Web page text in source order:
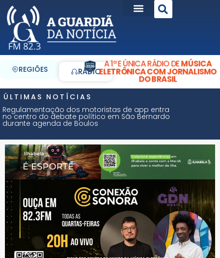
REGIÕES RÁDIO
A 1ª E ÚNICA RÁDIO DEMÚSICA
ELETRÔNICA COM JORNALISMO
DO BRASIL
ÚLTIMAS NOTÍCIAS
Regulamentação dos motoristas de app entra
no centro do debate político em São Bernardo
durante agenda de Boulos